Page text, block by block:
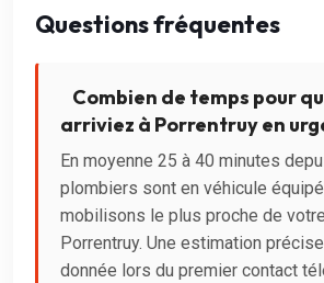
Questions fréquentes
Combien de temps pour
arriviez à Porrentruy en
En moyenne 25 à 40 minutes
plombiers sont en véhicule
mobilisons le plus proche de
Porrentruy. Une estimation
donnée lors du premier contact